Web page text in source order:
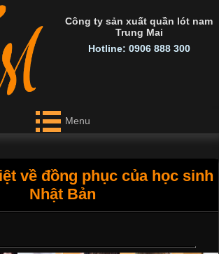
Công ty sản xuất quần lót nam
Trung Mai
Hotline: 0906 888 300
Menu
về đồng phục của học sinh
Nhật Bản